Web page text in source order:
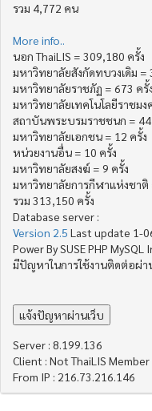
รวม 4,772 คน
More info..
นอก ThaiLIS = 309,180 ครั้ง
มหาวิทยาลัยสังกัดทบวงเดิม =
มหาวิทยาลัยราชภัฏ = 673 ครั้ง
มหาวิทยาลัยเทคโนโลยีราชมง
สถาบันพระบรมราชชนก = 44
มหาวิทยาลัยเอกชน = 12 ครั้ง
หน่วยงานอื่น = 10 ครั้ง
มหาวิทยาลัยสงฆ์ = 9 ครั้ง
มหาวิทยาลัยการกีฬาแห่งชาติ
รวม 313,150 ครั้ง
Database server :
Version 2.5 Last update 1-
Power By SUSE PHP
มีปัญหาในการใช้งานติดต่อผ่
Server : 8.199.136
Client : Not ThaiLIS Member
From IP : 216.73.216.146